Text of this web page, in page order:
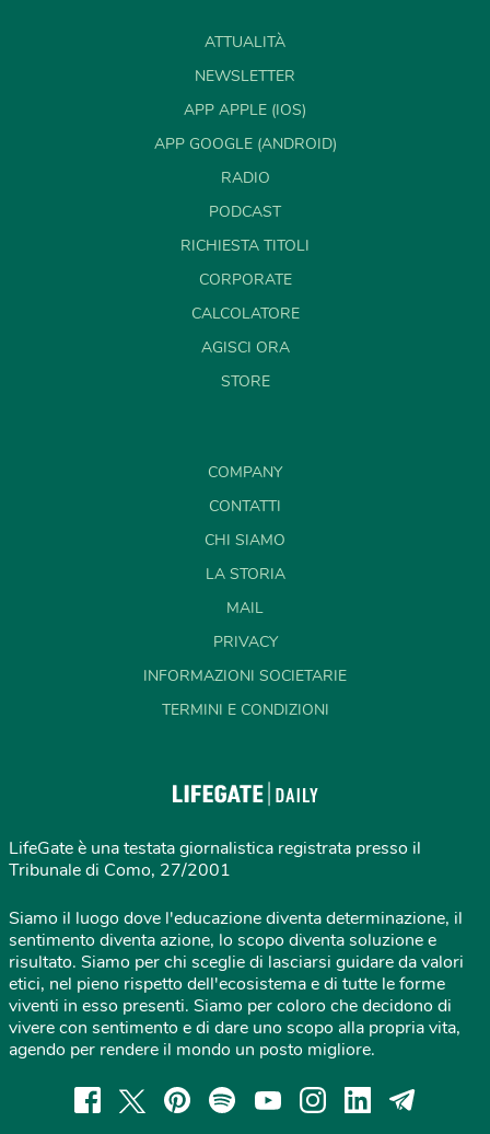
ATTUALITÀ
NEWSLETTER
APP APPLE (IOS)
APP GOOGLE (ANDROID)
RADIO
PODCAST
RICHIESTA TITOLI
CORPORATE
CALCOLATORE
AGISCI ORA
STORE
COMPANY
CONTATTI
CHI SIAMO
LA STORIA
MAIL
PRIVACY
INFORMAZIONI SOCIETARIE
TERMINI E CONDIZIONI
LifeGate è una testata giornalistica registrata presso il
Tribunale di Como, 27/2001
Siamo il luogo dove l'educazione diventa determinazione, il
sentimento diventa azione, lo scopo diventa soluzione e
risultato. Siamo per chi sceglie di lasciarsi guidare da valori
etici, nel pieno rispetto dell'ecosistema e di tutte le forme
viventi in esso presenti. Siamo per coloro che decidono di
vivere con sentimento e di dare uno scopo alla propria vita,
agendo per rendere il mondo un posto migliore.